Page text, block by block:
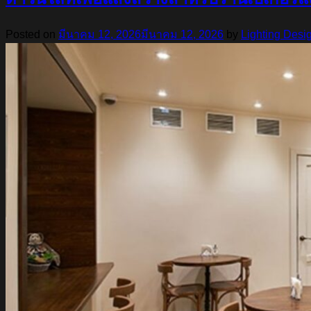
Posted on มีนาคม 12, 2026มีนาคม 12, 2026 by Lighting